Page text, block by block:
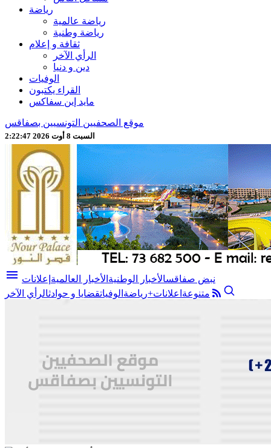
رياضة
رياضة عالمية
رياضة وطنية
ثقافة و إعلام
الرأي الآخر
دين و دنيا
الوفيات
القراء يكتبون
مايد إين سفاكس
موقع الصحفيين التونسيين بصفاقس
السبت 8 أوت 2026 2:22:49
menu نبض صفاقسالأخبار الوطنية الأخبار العالمية إعلانات
متنوعة اعلانات+رياضة الوفياتقضايا و حوادثالرأي الآخر